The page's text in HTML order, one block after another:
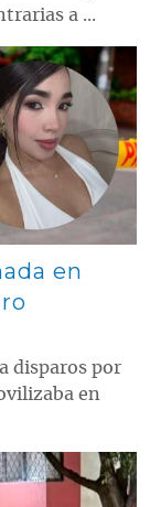
a ...
en
disparos por
en